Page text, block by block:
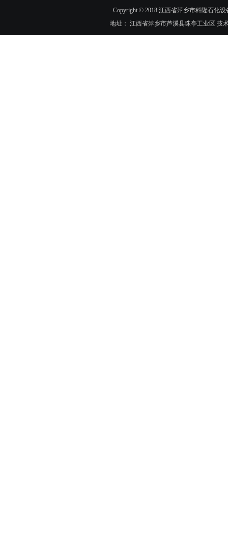
Copyright © 2018 江西省萍乡市科隆石化
地址： 江西省萍乡市芦溪县珠亭工业区 技